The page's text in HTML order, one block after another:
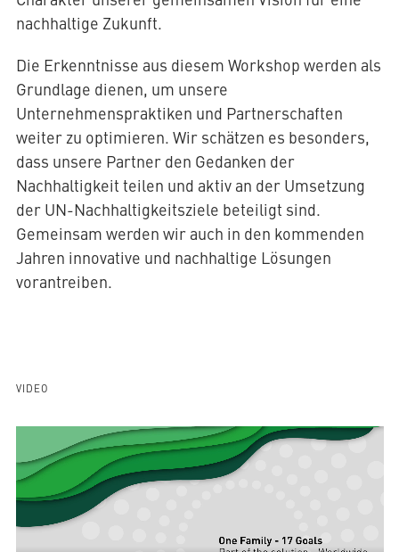
nachhaltige Zukunft.
Die Erkenntnisse aus diesem Workshop werden als
Grundlage dienen, um unsere
Unternehmenspraktiken und Partnerschaften
weiter zu optimieren. Wir schätzen es besonders,
dass unsere Partner den Gedanken der
Nachhaltigkeit teilen und aktiv an der Umsetzung
der UN-Nachhaltigkeitsziele beteiligt sind.
Gemeinsam werden wir auch in den kommenden
Jahren innovative und nachhaltige Lösungen
vorantreiben.
VIDEO